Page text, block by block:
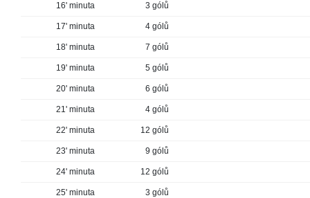
16' minuta 3 gólů
17' minuta 4 gólů
18' minuta 7 gólů
19' minuta 5 gólů
20' minuta 6 gólů
21' minuta 4 gólů
22' minuta 12 gólů
23' minuta 9 gólů
24' minuta 12 gólů
25' minuta 3 gólů